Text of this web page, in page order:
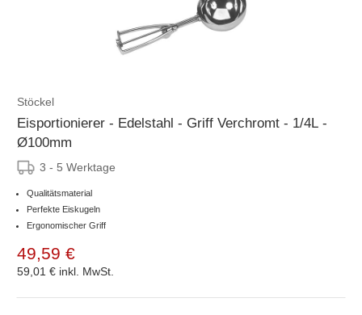
Stöckel
Eisportionierer - Edelstahl - Griff Verchromt - 1/4L -
Ø100mm
3 - 5 Werktage
Qualitätsmaterial
Perfekte Eiskugeln
Ergonomischer Griff
49,59 €
59,01 € inkl. MwSt.